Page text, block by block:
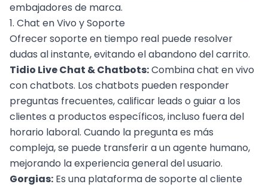
embajadores de marca.
1. Chat en Vivo y Soporte
Ofrecer soporte en tiempo real puede resolver
dudas al instante, evitando el abandono del carrito.
Tidio Live Chat & Chatbots:Combina chat en vivo
con chatbots. Los chatbots pueden responder
preguntas frecuentes, calificar leads o guiar a los
clientes a productos específicos, incluso fuera del
horario laboral. Cuando la pregunta es más
compleja, se puede transferir a un agente humano,
mejorando la experiencia general del usuario.
Gorgias: Es una plataforma de soporte al cliente